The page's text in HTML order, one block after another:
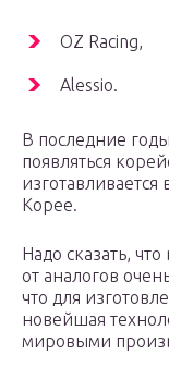
OZ Racing,
Alessio.
В последние
появляться
Корее.
Надо сказать,
от аналогов
что для
новейшая
мировыми